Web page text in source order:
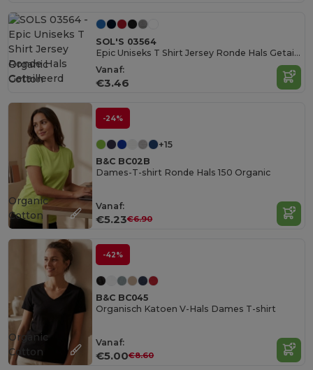
SOL'S 03564
Epic Uniseks T Shirt Jersey Ronde Hals Getailleerd
Vanaf:
€3.46
Organic
Cotton
-24%
+15
B&C BC02B
Dames-T-shirt Ronde Hals 150 Organic
Vanaf:
€5.23€6.90
Organic
Cotton
-42%
B&C BC045
Organisch Katoen V-Hals Dames T-shirt
Vanaf:
€5.00€8.60
Organic
Cotton